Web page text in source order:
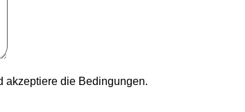
akzeptiere die Bedingungen.